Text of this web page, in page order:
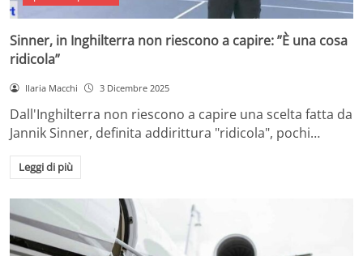
Sinner, in Inghilterra non riescono a capire: ”È una cosa
ridicola”
Ilaria Macchi 3 Dicembre 2025
Dall'Inghilterra non riescono a capire una scelta fatta da
Jannik Sinner, definita addirittura "ridicola", pochi…
Leggi di più